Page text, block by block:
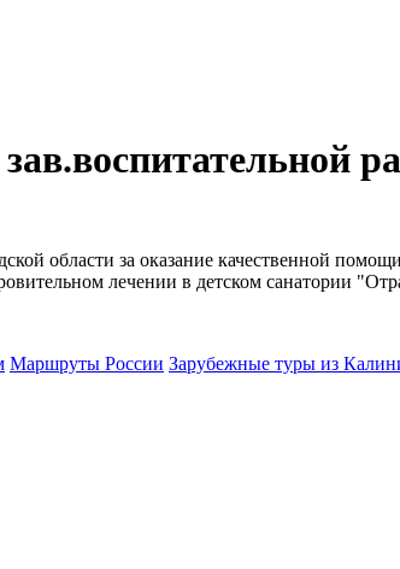
области за оказание качественной
лечении в детском санатории
Маршруты России Зарубежные туры из